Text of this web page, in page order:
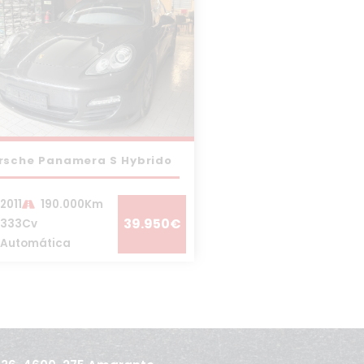
Panamera S Hybrido
2011
190.000Km
333Cv
Automática
39.950€